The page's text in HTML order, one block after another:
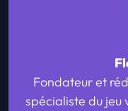
Fondateur et
spécialiste du jeu